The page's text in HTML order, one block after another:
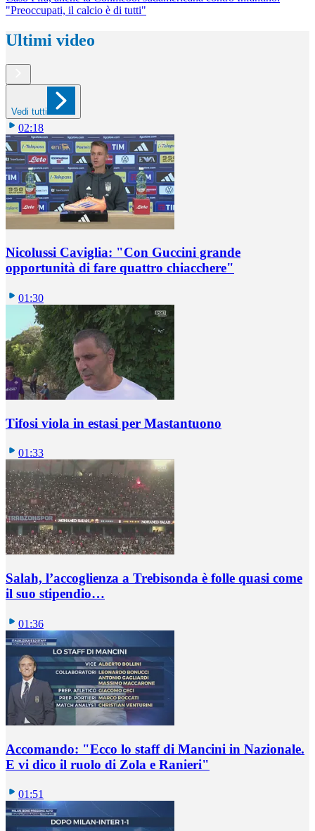
"Preoccupati, il calcio è di tutti"
Ultimi video
Vedi tutti
02:18
Nicolussi Caviglia: "Con Guccini grande
opportunità di fare quattro chiacchere"
01:30
Tifosi viola in estasi per Mastantuono
01:33
Salah, l’accoglienza a Trebisonda è folle quasi come
il suo stipendio…
01:36
Accomando: "Ecco lo staff di Mancini in Nazionale.
E vi dico il ruolo di Zola e Ranieri"
01:51